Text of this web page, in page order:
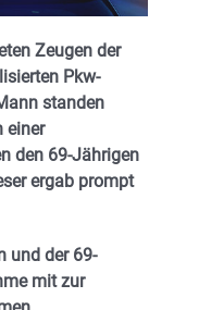
Zeugen der
Pkw-
standen
einer
den 69-Jährigen
ergab prompt
und der 69-
mit zur